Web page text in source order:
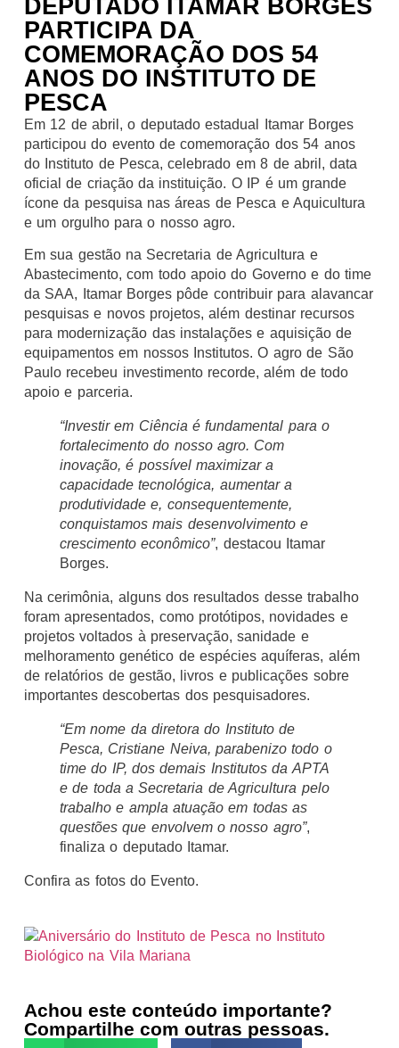
DEPUTADO ITAMAR BORGES
PARTICIPA DA
COMEMORAÇÃO DOS 54
ANOS DO INSTITUTO DE
PESCA
Em 12 de abril, o deputado estadual Itamar Borges
participou do evento de comemoração dos 54 anos
do Instituto de Pesca, celebrado em 8 de abril, data
oficial de criação da instituição. O IP é um grande
ícone da pesquisa nas áreas de Pesca e Aquicultura
e um orgulho para o nosso agro.
Em sua gestão na Secretaria de Agricultura e
Abastecimento, com todo apoio do Governo e do time
da SAA, Itamar Borges pôde contribuir para alavancar
pesquisas e novos projetos, além destinar recursos
para modernização das instalações e aquisição de
equipamentos em nossos Institutos. O agro de São
Paulo recebeu investimento recorde, além de todo
apoio e parceria.
“Investir em Ciência é fundamental para o
fortalecimento do nosso agro. Com
inovação, é possível maximizar a
capacidade tecnológica, aumentar a
produtividade e, consequentemente,
conquistamos mais desenvolvimento e
crescimento econômico”, destacou Itamar
Borges.
Na cerimônia, alguns dos resultados desse trabalho
foram apresentados, como protótipos, novidades e
projetos voltados à preservação, sanidade e
melhoramento genético de espécies aquíferas, além
de relatórios de gestão, livros e publicações sobre
importantes descobertas dos pesquisadores.
“Em nome da diretora do Instituto de
Pesca, Cristiane Neiva, parabenizo todo o
time do IP, dos demais Institutos da APTA
e de toda a Secretaria de Agricultura pelo
trabalho e ampla atuação em todas as
questões que envolvem o nosso agro”,
finaliza o deputado Itamar.
Confira as fotos do Evento.
Achou este conteúdo importante?
Compartilhe com outras pessoas.